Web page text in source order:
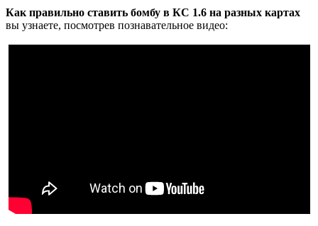
Как правильно ставить бомбу в КС 1.6 на разных картах
вы узнаете, посмотрев познавательное видео: